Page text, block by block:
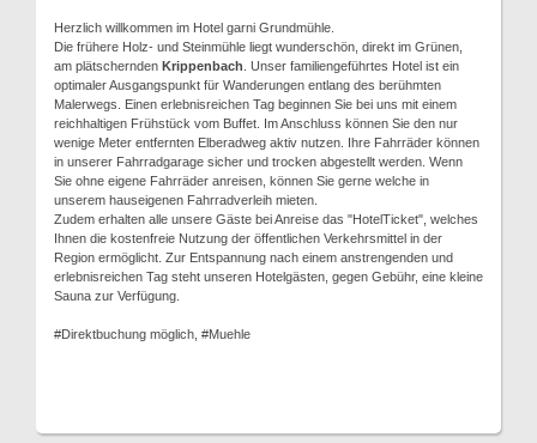
Herzlich willkommen im Hotel garni Grundmühle.
Die frühere Holz- und Steinmühle liegt wunderschön, direkt im Grünen,
am plätschernden Krippenbach . Unser familiengeführtes Hotel ist ein
optimaler Ausgangspunkt für Wanderungen entlang des berühmten
Malerwegs. Einen erlebnisreichen Tag beginnen Sie bei uns mit einem
reichhaltigen Frühstück vom Buffet. Im Anschluss können Sie den nur
wenige Meter entfernten Elberadweg aktiv nutzen. Ihre Fahrräder können
in unserer Fahrradgarage sicher und trocken abgestellt werden. Wenn
Sie ohne eigene Fahrräder anreisen, können Sie gerne welche in
unserem hauseigenen Fahrradverleih mieten.
Zudem erhalten alle unsere Gäste bei Anreise das "HotelTicket", welches
Ihnen die kostenfreie Nutzung der öffentlichen Verkehrsmittel in der
Region ermöglicht. Zur Entspannung nach einem anstrengenden und
erlebnisreichen Tag steht unseren Hotelgästen, gegen Gebühr, eine kleine
Sauna zur Verfügung.
#Direktbuchung möglich, #Muehle